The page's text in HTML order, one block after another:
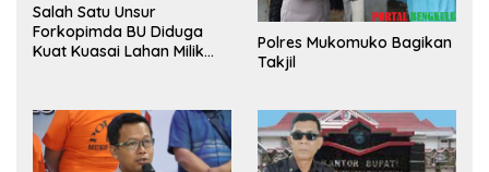
Salah Satu Unsur
Forkopimda BU Diduga
Kuat Kuasai Lahan Milik
Polres Mukomuko Bagikan
Takjil